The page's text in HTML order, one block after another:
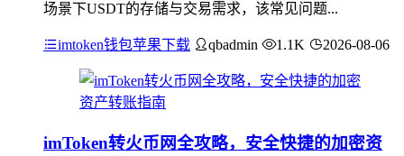
场景下USDT的存储与交易需求，该常见问题...
imtoken钱包苹果下载 qbadmin 1.1K 2026-08-06
imToken转火币网全攻略，安全快捷的加密资